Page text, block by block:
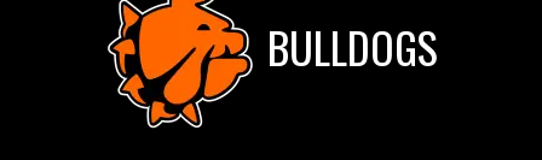
BULLDOGS